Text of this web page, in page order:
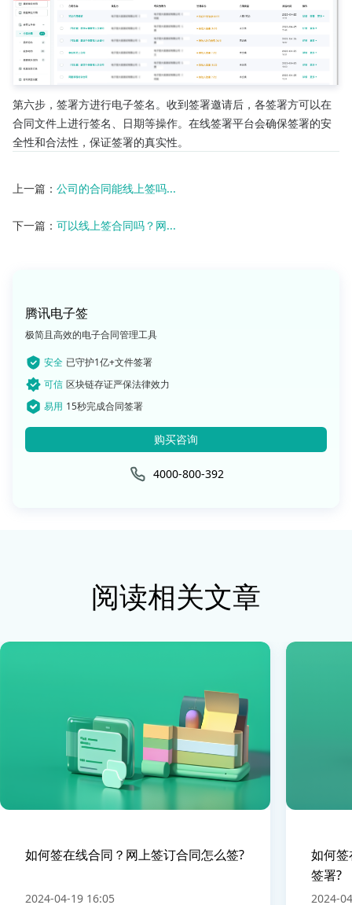
第六步，签署方进行电子签名。收到签署邀请后，各签署方可以在
合同文件上进行签名、日期等操作。在线签署平台会确保签署的安
全性和合法性，保证签署的真实性。
上一篇： 公司的合同能线上签吗...
下一篇： 可以线上签合同吗？网...
腾讯电子签
极简且高效的电子合同管理工具
安全 已守护1亿+文件签署
可信 区块链存证严保法律效力
易用 15秒完成合同签署
购买咨询
4000-800-392
阅读相关文章
如何签在线合同？网上签订合同怎么签?
2024-04-19 16:05
如何
签署?
2024-